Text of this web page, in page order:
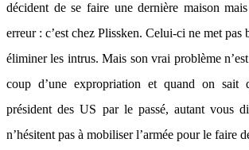
décident de se faire une dernière maison
erreur : c’est chez Plissken. Celui-ci ne met pas
éliminer les intrus. Mais son vrai problème
coup d’une expropriation et quand on sait
président des US par le passé, autant vous
n’hésitent pas à mobiliser l’armée pour le faire